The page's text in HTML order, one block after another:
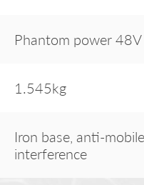
Phantom power 48V
1.545kg
Iron base, anti-
interference